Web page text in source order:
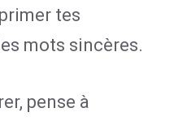
tes
mots sincères.
pense à